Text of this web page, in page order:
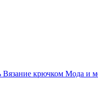
крючком Мода и